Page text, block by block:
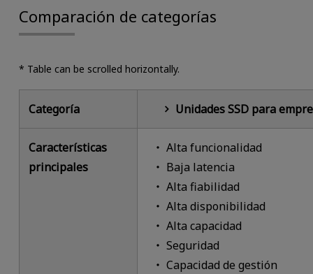
Comparación de categorías
* Table can be scrolled horizontally.
Categoría Unidades SSD para
Características
principales
Alta funcionalidad
Baja latencia
Alta fiabilidad
Alta disponibilidad
Alta capacidad
Seguridad
Capacidad de gestión